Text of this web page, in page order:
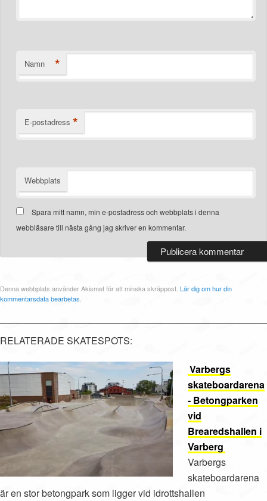
Namn *
E-postadress *
Webbplats
Spara mitt namn, min e-postadress och webbplats i denna
webbläsare till nästa gång jag skriver en kommentar.
Denna webbplats använder Akismet för att minska skräppost. Lär dig om hur din
kommentarsdata bearbetas
RELATERADE SKATESPOTS:
Varbergs
skateboardarena
- Betongparken
vid
Brearedshallen i
Varberg
Varbergs
skateboardarena
är en stor betongpark som ligger vid idrottshallen